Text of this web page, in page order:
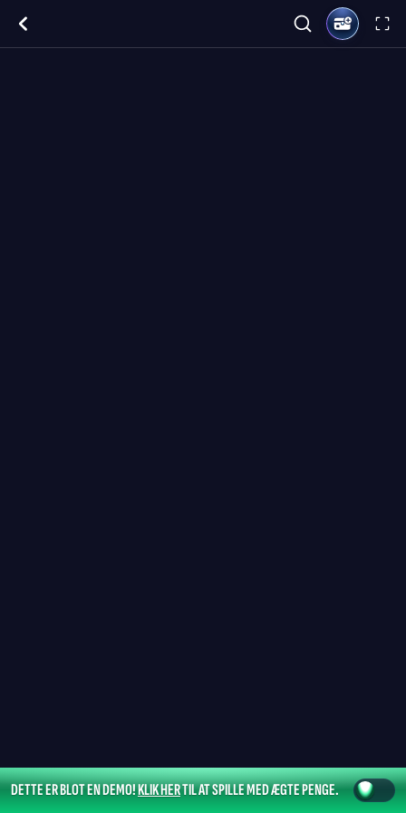
DETTE ER BLOT EN DEMO!KLIK HERTIL AT SPILLE MED ÆGTE PENGE.